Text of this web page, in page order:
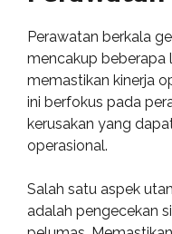
Perawatan berkala
mencakup beberapa
memastikan kinerja
ini berfokus pada
kerusakan yang
operasional.
Salah satu aspek
adalah pengecekan